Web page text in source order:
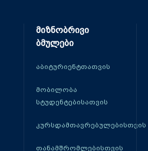
მიზნობრივი
ბმულები
აბიტურიენტთათვის
მობილობა
სტუდენტებისათვის
კურსდამთავრებულებისთვის
თანამშრომლებისთვის